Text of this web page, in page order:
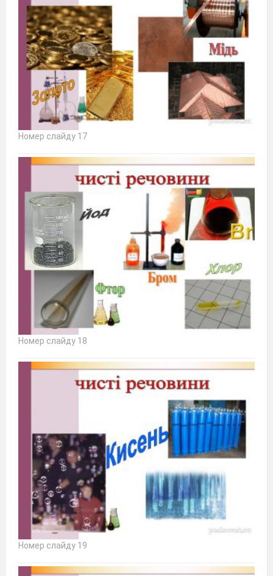
Номер слайду 17
Номер слайду 18
Номер слайду 19